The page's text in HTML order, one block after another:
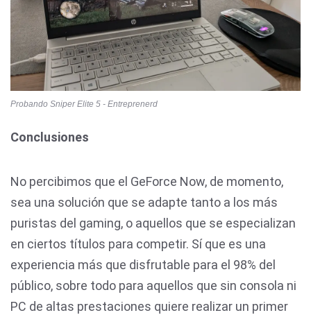
Probando Sniper Elite 5 - Entreprenerd
Conclusiones
No percibimos que el GeForce Now, de momento,
sea una solución que se adapte tanto a los más
puristas del gaming, o aquellos que se especializan
en ciertos títulos para competir. Sí que es una
experiencia más que disfrutable para el 98% del
público, sobre todo para aquellos que sin consola ni
PC de altas prestaciones quiere realizar un primer